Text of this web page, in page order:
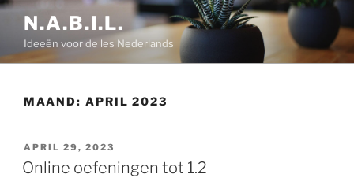
Ga
inhoud
N.A.B.I.L.
Ideeën voor de les Nederlands
MAAND: APRIL 2023
GEPLAATST
OP
APRIL 29, 2023
Online oefeningen tot 1.2